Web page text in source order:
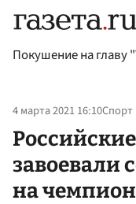
Покушение на главу
4 марта 2021 16:10Спорт
завоевали
на